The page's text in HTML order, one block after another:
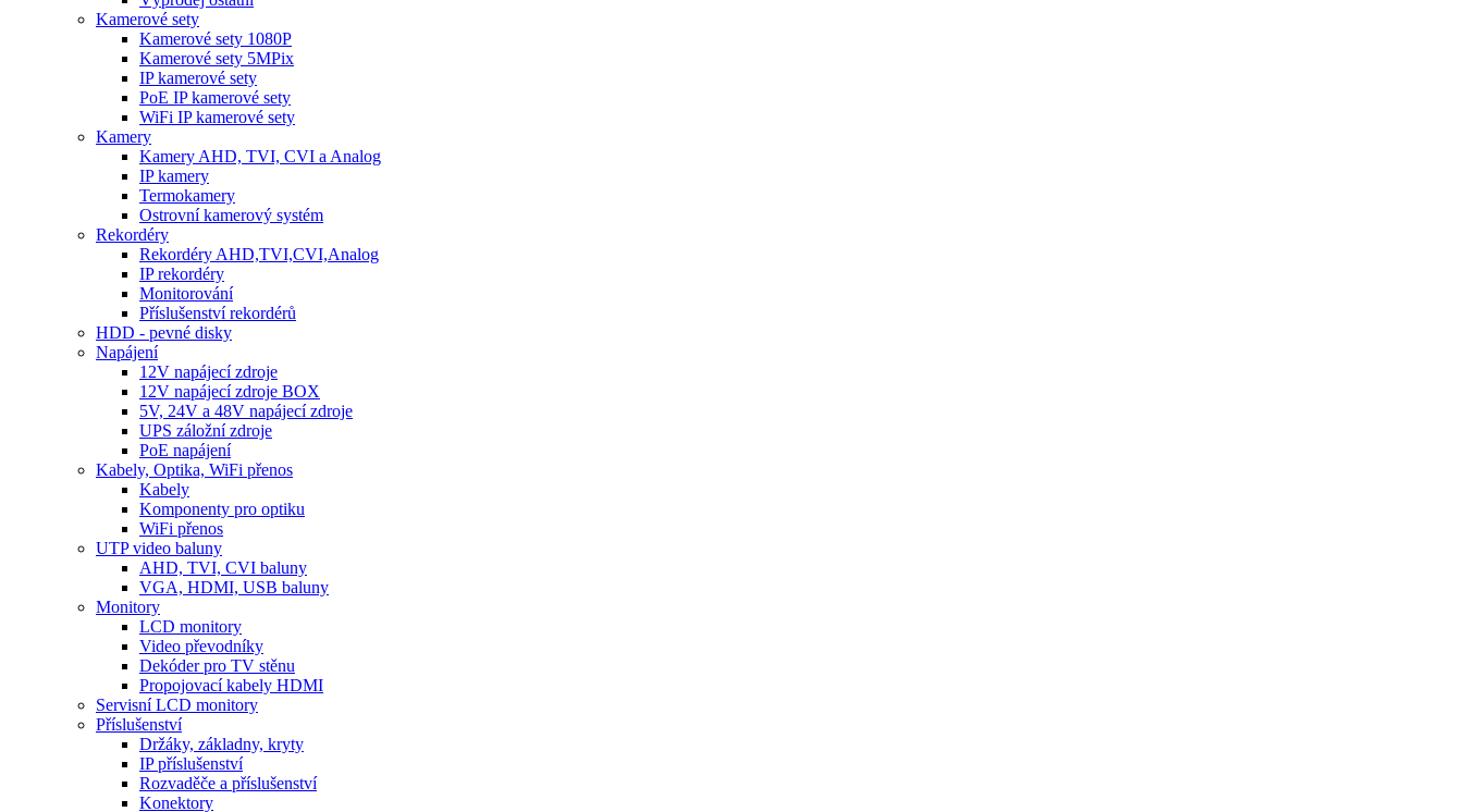
Kamerové sety
Kamerové sety 1080P
Kamerové sety 5MPix
IP kamerové sety
PoE IP kamerové sety
WiFi IP kamerové sety
Kamery
Kamery AHD, TVI, CVI a Analog
IP kamery
Termokamery
Ostrovní kamerový systém
Rekordéry
Rekordéry AHD,TVI,CVI,Analog
IP rekordéry
Monitorování
Příslušenství rekordérů
HDD - pevné disky
Napájení
12V napájecí zdroje
12V napájecí zdroje BOX
5V, 24V a 48V napájecí zdroje
UPS záložní zdroje
PoE napájení
Kabely, Optika, WiFi přenos
Kabely
Komponenty pro optiku
WiFi přenos
UTP video baluny
AHD, TVI, CVI baluny
VGA, HDMI, USB baluny
Monitory
LCD monitory
Video převodníky
Dekóder pro TV stěnu
Propojovací kabely HDMI
Servisní LCD monitory
Příslušenství
Držáky, základny, kryty
IP příslušenství
Rozvaděče a příslušenství
Konektory